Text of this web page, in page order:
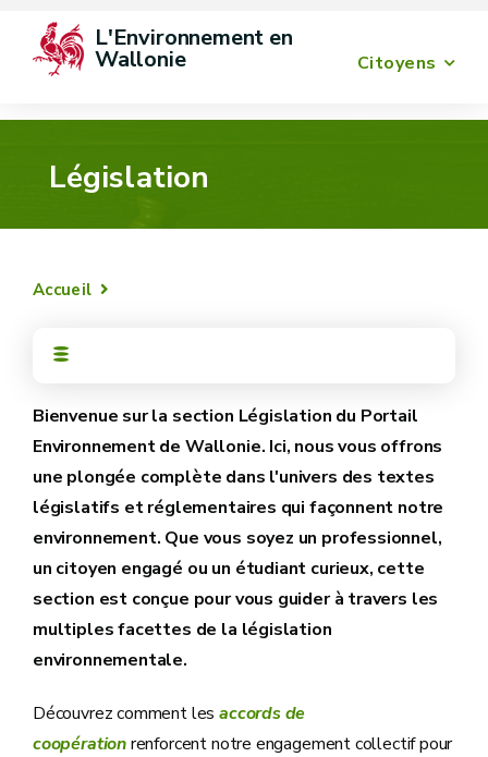
Citoyens
L'Environnement en
Wallonie
Législation
Accueil
Bienvenue sur la section Législation du Portail
Environnement de Wallonie. Ici, nous vous offrons
une plongée complète dans l'univers des textes
législatifs et réglementaires qui façonnent notre
environnement. Que vous soyez un professionnel,
un citoyen engagé ou un étudiant curieux, cette
section est conçue pour vous guider à travers les
multiples facettes de la législation
environnementale.
Découvrez comment lesaccords de
coopérationrenforcent notre engagement collectif pour